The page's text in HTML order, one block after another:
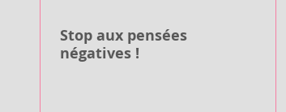
Stop aux pensées
négatives !